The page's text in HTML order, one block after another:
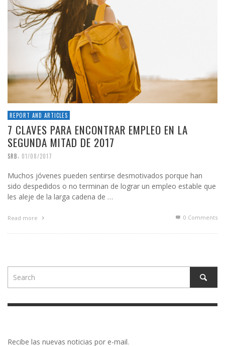
REPORT AND ARTICLES
7 CLAVES PARA ENCONTRAR EMPLEO EN LA
SEGUNDA MITAD DE 2017
SRB, 01/08/2017
Muchos jóvenes pueden sentirse desmotivados porque han
sido despedidos o no terminan de lograr un empleo estable que
les aleje de la larga cadena de …
Read more 0 Comments
Recibe las nuevas noticias por e-mail.